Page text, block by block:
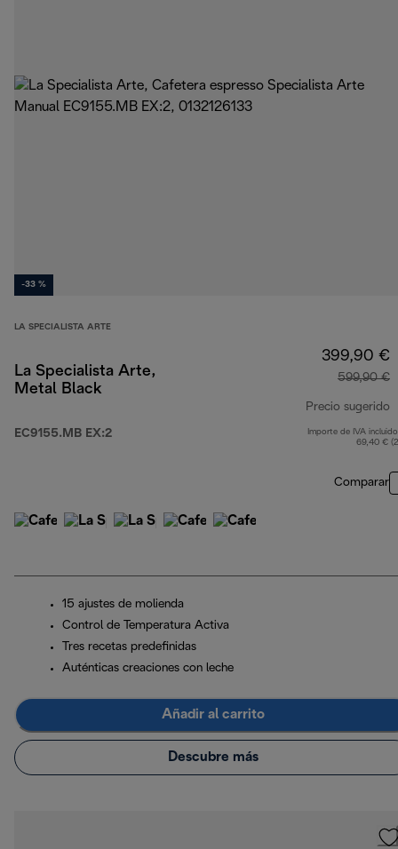
-33 %
LA SPECIALISTA ARTE
La Specialista Arte,
Metal Black
EC9155.MB EX:2
399,90 €
599,90 €
Precio sugerido
Importe de IVA
69,40 €
Comparar
15 ajustes de molienda
Control de Temperatura Activa
Tres recetas predefinidas
Auténticas creaciones con leche
Añadir al carrito
Descubre más